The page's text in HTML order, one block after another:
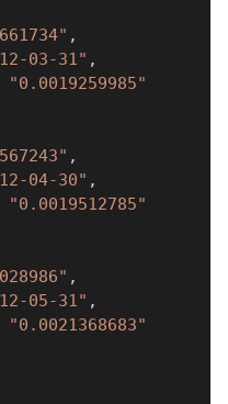
,
03-31" ,
"0.0019259985"
,
04-30" ,
"0.0019512785"
,
05-31" ,
"0.0021368683"